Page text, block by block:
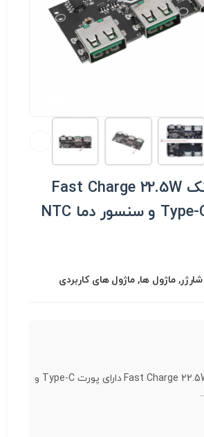
ماژول پاوربانک Fast Charge 22.5W
ماژول ها, ماژول های کاربردی
ماژول پاوربانک Fast Charge 22.5W دارای پورت Type-C و